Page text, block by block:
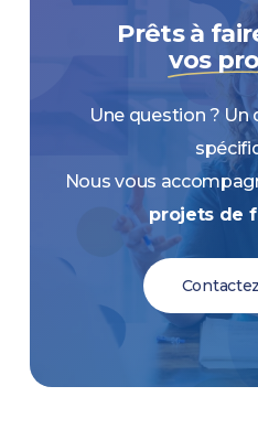
Prêts à
vos
Une question ? Un
Nous vous
projets de